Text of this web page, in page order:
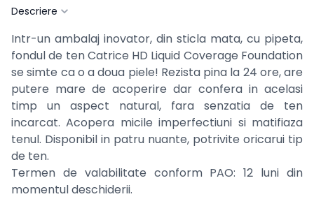
Descriere
Intr-un ambalaj inovator, din sticla mata, cu pipeta,
fondul de ten Catrice HD Liquid Coverage Foundation
se simte ca o a doua piele! Rezista pina la 24 ore, are
putere mare de acoperire dar confera in acelasi
timp un aspect natural, fara senzatia de ten
incarcat. Acopera micile imperfectiuni si matifiaza
tenul. Disponibil in patru nuante, potrivite oricarui tip
de ten.
Termen de valabilitate conform PAO: 12 luni din
momentul deschiderii.